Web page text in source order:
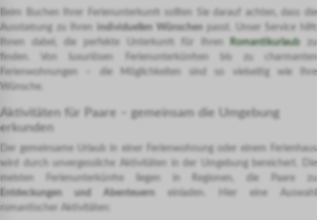
Beim Buchen Ihrer Ferienunterkunft sollten Sie darauf achten, dass die
Ausstattung zu Ihren
individuellen Wünschen
passt. Unser Service hilft
Ihnen dabei, die perfekte Unterkunft für Ihren Romantikurlaub
zu
finden. Von luxuriösen Ferienunterkünften bis zu charmanten
Ferienwohnungen – die Möglichkeiten sind so vielseitig wie Ihre
Wünsche.
Aktivitäten für Paare – gemeinsam die Umgebung
erkunden
Der gemeinsame Urlaub in einer Ferienwohnung oder einem Ferienhaus
wird durch unvergessliche Aktivitäten in der Umgebung bereichert. Die
meisten Ferienunterkünfte liegen in Regionen, die Paare zu
Entdeckungen und Abenteuern
einladen. Hier eine Auswahl
romantischer Aktivitäten: